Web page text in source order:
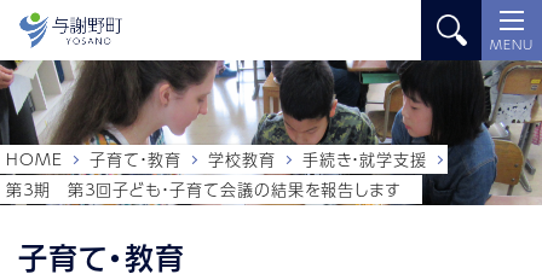
MENU
子育て・教育
HOME 子育て・教育 学校教育
手続き・就学支援
第３期 第３回子ども・子育て会議の結果を報告します